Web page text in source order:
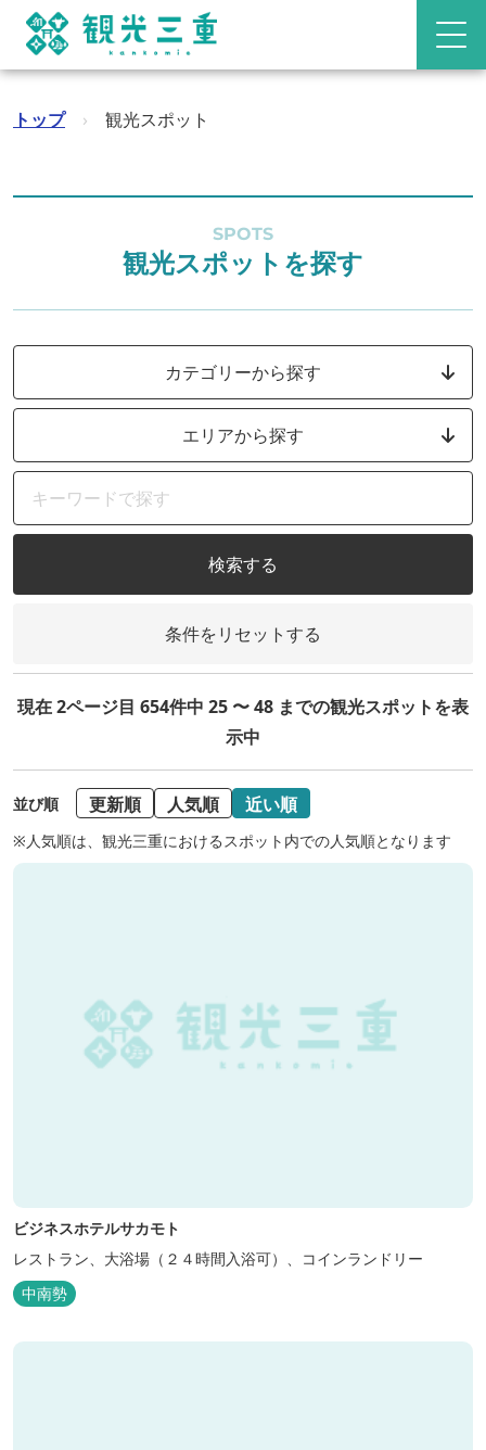
トップ › 観光スポット
SPOTS
観光スポットを探す
カテゴリーから探す
エリアから探す
検索する
条件をリセットする
現在 2ページ目 654件中 25 〜 48 までの観光スポットを表
示中
並び順 更新順 人気順 近い順
※人気順は、観光三重におけるスポット内での人気順となります
ビジネスホテルサカモト
レストラン、大浴場（２４時間入浴可）、コインランドリー
中南勢